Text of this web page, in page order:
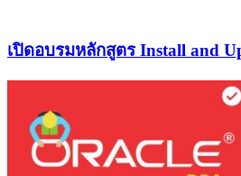
เปิดอบรมหลักสูตร Install and